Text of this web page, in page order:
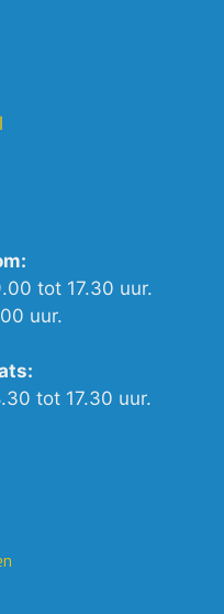
tot 17.30 uur.
uur.
tot 17.30 uur.